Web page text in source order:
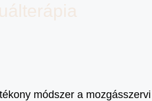
módszer a mozgásszervi